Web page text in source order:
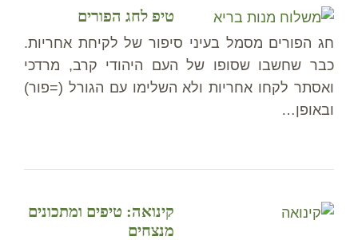
טיפ לחג הפורים
חג הפורים מסמל בעיני סיפור של לקיחת אחריות.
כבר שחשבו שסופו של העם היהודי קרב, מרדכי
ואסתר לקחו אחריות ולא השלימו עם הגורל (=פור)
ובאופן…
קינואה: טיפים ומתכונים
מנצחים